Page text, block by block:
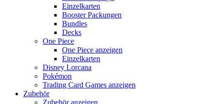
Einzelkarten
Booster Packungen
Bundles
Decks
One Piece
One Piece anzeigen
Einzelkarten
Disney Lorcana
Pokémon
Trading Card Games anzeigen
Zubehör
Zubehör anzeigen